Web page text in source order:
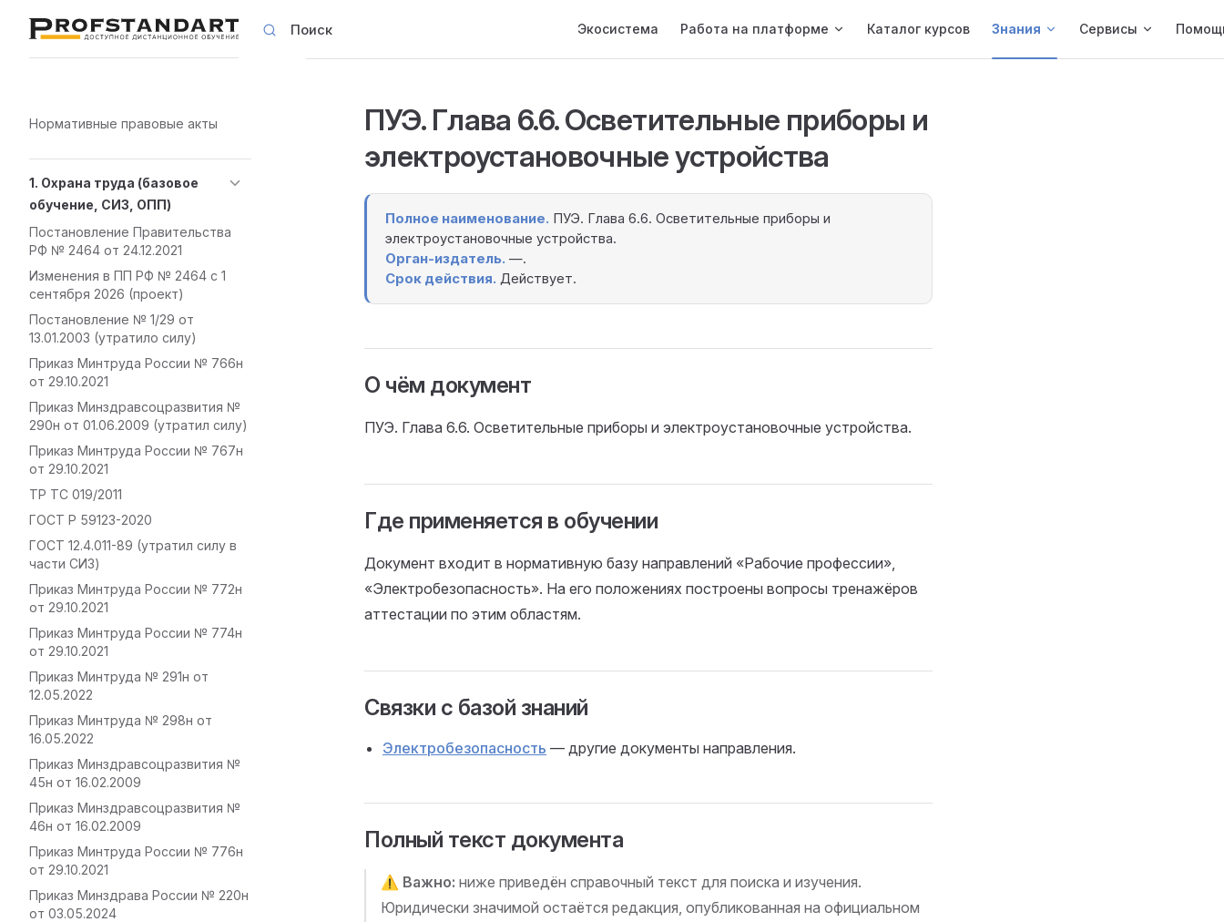
Skip to content Поиск Экосистема Работа на платформе Каталог курсов Знания Сервисы
Нормативные правовые акты
1. Охрана труда (базовое
обучение, СИЗ, ОПП)
Постановление Правительства
РФ № 2464 от 24.12.2021
Изменения в ПП РФ № 2464 с 1
сентября 2026 (проект)
Постановление № 1/29 от
13.01.2003 (утратило силу)
Приказ Минтруда России № 766н
от 29.10.2021
Приказ Минздравсоцразвития №
290н от 01.06.2009 (утратил силу)
Приказ Минтруда России № 767н
от 29.10.2021
ТР ТС 019/2011
ГОСТ Р 59123-2020
ГОСТ 12.4.011-89 (утратил силу в
части СИЗ)
Приказ Минтруда России № 772н
от 29.10.2021
Приказ Минтруда России № 774н
от 29.10.2021
Приказ Минтруда № 291н от
12.05.2022
Приказ Минтруда № 298н от
16.05.2022
Приказ Минздравсоцразвития №
45н от 16.02.2009
Приказ Минздравсоцразвития №
46н от 16.02.2009
Приказ Минтруда России № 776н
от 29.10.2021
Приказ Минздрава России № 220н
от 03.05.2024
ПУЭ. Глава 6.6. Осветительные приборы и
электроустановочные устройства
Полное наименование. ПУЭ. Глава 6.6. Осветительные приборы и
электроустановочные устройства.
Орган-издатель. —.
Срок действия. Действует.
О чём документ
ПУЭ. Глава 6.6. Осветительные приборы и электроустановочные устройства.
Где применяется в обучении
Документ входит в нормативную базу направлений «Рабочие профессии»,
«Электробезопасность». На его положениях построены вопросы тренажёров
аттестации по этим областям.
Связки с базой знаний
Электробезопасность — другие документы направления.
Полный текст документа
⚠️ Важно: ниже приведён справочный текст для поиска и изучения.
Юридически значимой остаётся редакция, опубликованная на официальном